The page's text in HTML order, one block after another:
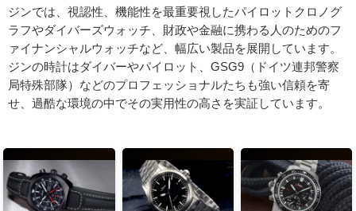
ジンでは、視認性、機能性を最重要視したパイロットクロノグ
ラフやダイバーズウォッチ、財政や金融に携わる人のためのフ
ァイナンシャルウォッチなど、幅広い製品を展開しています。
ジンの時計はダイバーやパイロット、GSG9（ドイツ連邦警察
局特殊部隊）などのプロフェッショナルたちも強い信頼を寄
せ、過酷な環境の中でその実用性の高さを実証しています。